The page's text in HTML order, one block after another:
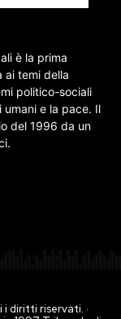
è la prima
ai temi della
politico-sociali
umani e la pace. Il
del 1996 da un
i diritti riservati. ·